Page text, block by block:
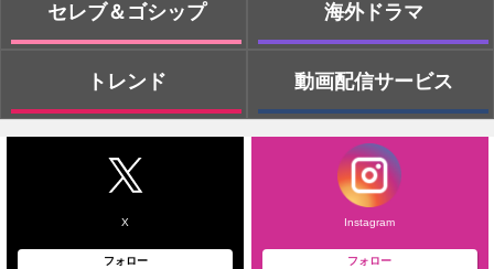
セレブ＆ゴシップ
トレンド
海外ドラマ
動画配信サービス
X
フォロー
Instagram
フォロー